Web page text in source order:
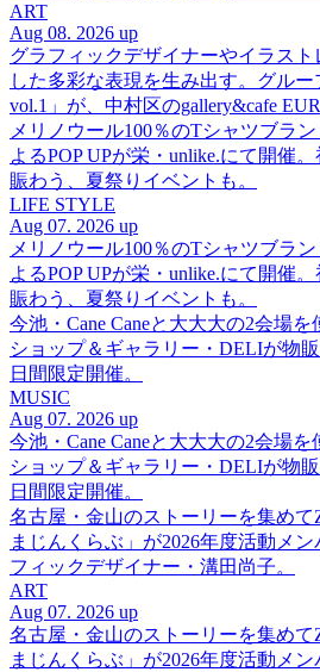
ART
Aug 08. 2026 up
グラフィックデザイナーやイラスト
した多彩な表現を生み出す。グルー
vol.1」が、中村区のgallery&cafe
メリノウール100％のTシャツブラ
よるPOP UPが栄・unlike.にて開催
賑わう、夏祭りイベントも。
LIFE STYLE
Aug 07. 2026 up
メリノウール100％のTシャツブラ
よるPOP UPが栄・unlike.にて開催
賑わう、夏祭りイベントも。
今池・Cane Caneと大大大の2会場
ショップ＆ギャラリー・DELIが物
日間限定開催。
MUSIC
Aug 07. 2026 up
今池・Cane Caneと大大大の2会場
ショップ＆ギャラリー・DELIが物
日間限定開催。
名古屋・金山のストーリーを集め
まじんくらぶ」が2026年度活動メ
フィックデザイナー・溝田尚子。
ART
Aug 07. 2026 up
名古屋・金山のストーリーを集め
まじんくらぶ」が2026年度活動メ